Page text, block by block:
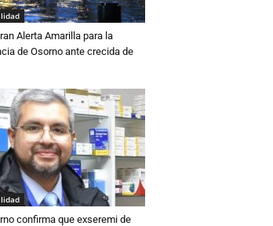
Alerta Amarilla para la
de Osorno ante crecida de
confirma que exseremi de